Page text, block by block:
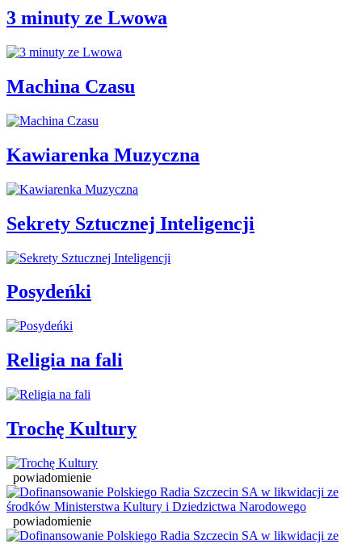
3 minuty ze Lwowa
Machina Czasu
Kawiarenka Muzyczna
Sekrety Sztucznej Inteligencji
Posydeńki
Religia na fali
Trochę Kultury
powiadomienie
powiadomienie